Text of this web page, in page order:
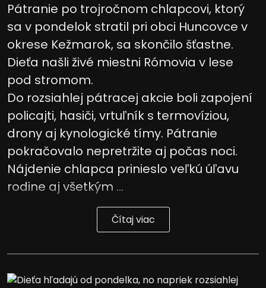
Pátranie po trojročnom chlapcovi, ktorý
sa v pondelok stratil pri obci Huncovce v
okrese Kežmarok, sa skončilo šťastne.
Dieťa našli živé miestni Rómovia v lese
pod stromom.
Do rozsiahlej pátracej akcie boli zapojení
policajti, hasiči, vrtuľník s termovíziou,
drony aj kynologické tímy. Pátranie
pokračovalo nepretržite aj počas noci.
Nájdenie chlapca prinieslo veľkú úľavu
rodine aj všetkým ...
Čítaj viac